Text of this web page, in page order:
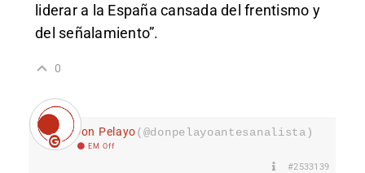
liderar a la España cansada del frentismo y
del señalamiento”.
0
Don Pelayo(@donpelayoantesanalista)
EM Off
#2533139